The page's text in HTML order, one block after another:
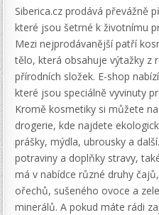
Siberica.cz prodává převážně
které jsou šetrné k životnímu
Mezi nejprodávanější patří
tělo, která obsahuje výtažky z
přírodních složek. E-shop
které jsou speciálně vyvinuty
Kromě kosmetiky si můžete
drogerie, kde najdete
prášky, mýdla, ubrousky a
potraviny a doplňky stravy,
má v nabídce různé druhy
ořechů, sušeného ovoce a
minerálů. A pokud máte rádi